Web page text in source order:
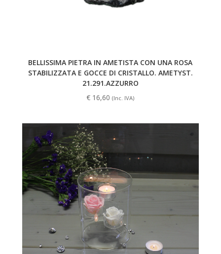
BELLISSIMA PIETRA IN AMETISTA CON UNA ROSA
STABILIZZATA E GOCCE DI CRISTALLO. AMETYST.
21.291.AZZURRO
€ 16,60 (Inc. IVA)